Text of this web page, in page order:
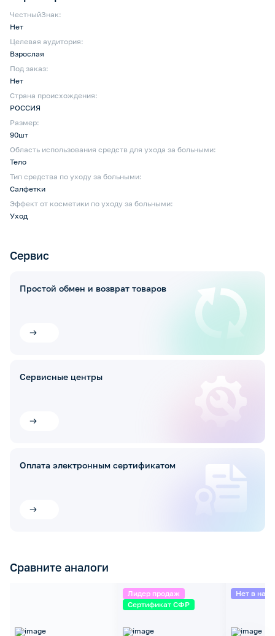
ЧестныйЗнак:
Нет
Целевая аудитория:
Взрослая
Под заказ:
Нет
Страна происхождения:
РОССИЯ
Размер:
90шт
Область использования средств для ухода за больными:
Тело
Тип средства по уходу за больными:
Салфетки
Эффект от косметики по уходу за больными:
Уход
Сервис
Простой обмен и возврат товаров
Сервисные центры
Оплата электронным сертификатом
Сравните аналоги
Лидер продаж
Сертификат СФР
Нет в